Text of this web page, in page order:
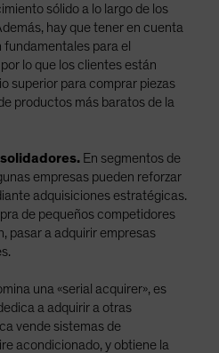
sólido a lo largo de los
hay que tener en cuenta
fundamentales para el
lo que los clientes están
superior para comprar piezas
productos más baratos de la
En segmentos de
empresas pueden reforzar
adquisiciones estratégicas.
de pequeños competidores
pasar a adquirir empresas
una «serial acquirer», es
a adquirir a otras
vende sistemas de
acondicionado, y obtiene la